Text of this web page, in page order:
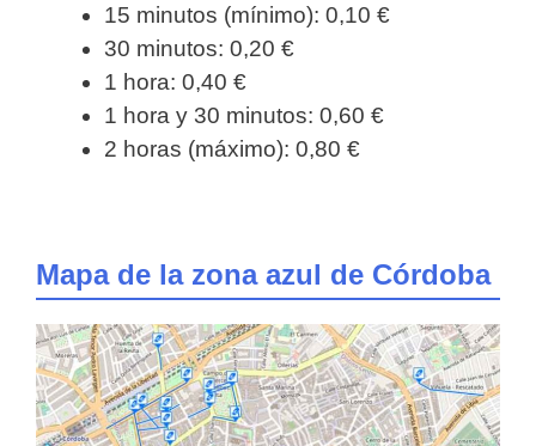
15 minutos (mínimo): 0,10 €
30 minutos: 0,20 €
1 hora: 0,40 €
1 hora y 30 minutos: 0,60 €
2 horas (máximo): 0,80 €
Mapa de la zona azul de Córdoba